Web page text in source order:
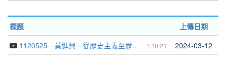
標題 上傳日期
1:10:21
1120525－黃進興－從歷史主義至歷史轉向：西方近代史學思潮的省思 2024-03-12